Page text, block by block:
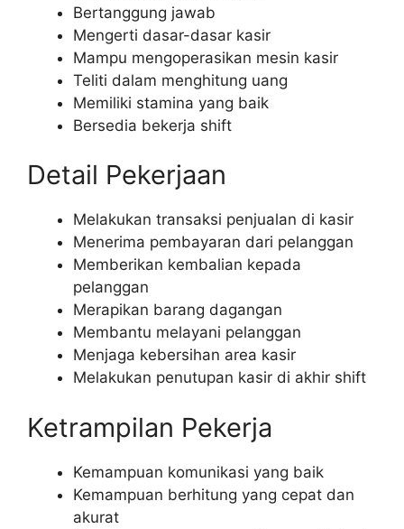
Bertanggung jawab
Mengerti dasar-dasar kasir
Mampu mengoperasikan mesin kasir
Teliti dalam menghitung uang
Memiliki stamina yang baik
Bersedia bekerja shift
Detail Pekerjaan
Melakukan transaksi penjualan di kasir
Menerima pembayaran dari pelanggan
Memberikan kembalian kepada
pelanggan
Merapikan barang dagangan
Membantu melayani pelanggan
Menjaga kebersihan area kasir
Melakukan penutupan kasir di akhir shift
Ketrampilan Pekerja
Kemampuan komunikasi yang baik
Kemampuan berhitung yang cepat dan
akurat